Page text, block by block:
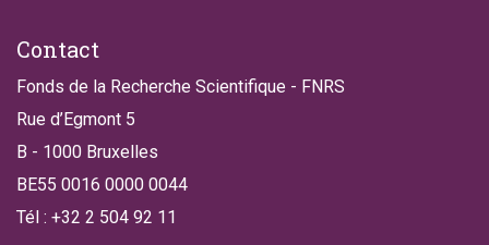
Contact
Fonds de la Recherche Scientifique - FNRS
Rue d’Egmont 5
B - 1000 Bruxelles
BE55 0016 0000 0044
Tél : +32 2 504 92 11